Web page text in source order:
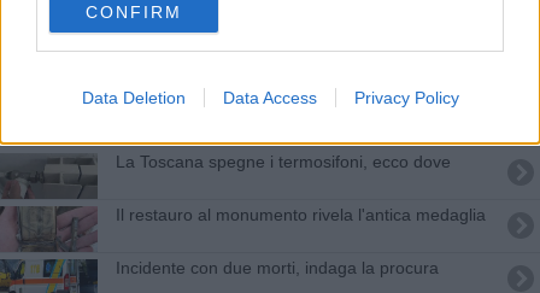
CONFIRM
Data Deletion Data Access Privacy Policy
definitivo
Allarme topi alla scuola elementare
Ponti d'Aprile, ecco i musei toscani aperti gratis
La Toscana spegne i termosifoni, ecco dove
Il restauro al monumento rivela l'antica medaglia
Incidente con due morti, indaga la procura